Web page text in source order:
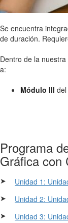
Se encuentra
de duración.
Dentro de la
a:
Módulo III del
Programa
Gráfica con
➤
Unidad 1:
➤
Unidad 2:
➤
Unidad 3: